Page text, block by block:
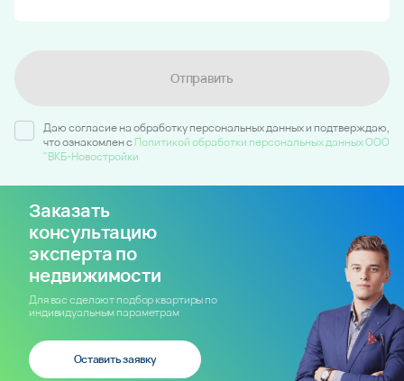
Отправить
Даю согласие на обработку персональных данных и подтверждаю,
что ознакомлен c Политикой обработки персональных данных ООО
"ВКБ-Новостройки
Заказать
консультацию
эксперта по
недвижимости
Для вас сделают подбор квартиры по
индивидуальным параметрам
Оставить заявку